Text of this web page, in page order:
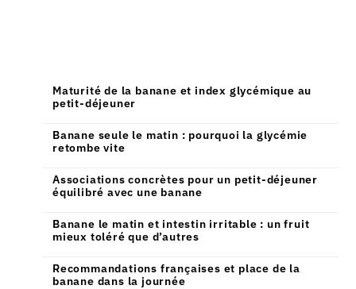
Maturité de la banane et index glycémique au
petit-déjeuner
Banane seule le matin : pourquoi la glycémie
retombe vite
Associations concrètes pour un petit-déjeuner
équilibré avec une banane
Banane le matin et intestin irritable : un fruit
mieux toléré que d’autres
Recommandations françaises et place de la
banane dans la journée